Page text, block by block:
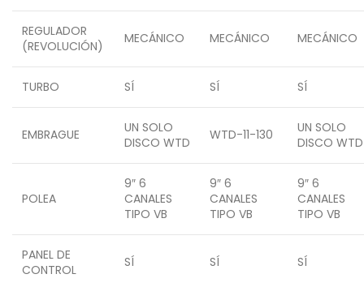
REGULADOR
(REVOLUCIÓN)
MECÁNICO MECÁNICO MECÁNICO
TURBO SÍ SÍ SÍ
EMBRAGUE
UN SOLO
DISCO WTD
WTD-11-130
UN SOLO
DISCO WTD
POLEA
9″ 6
CANALES
TIPO VB
9″ 6
CANALES
TIPO VB
9″ 6
CANALES
TIPO VB
PANEL DE
CONTROL
SÍ SÍ SÍ